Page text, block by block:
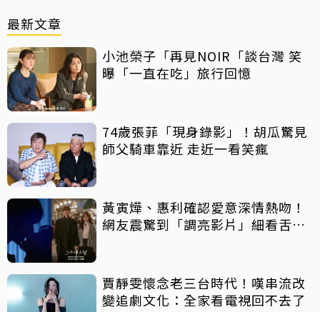
最新文章
小池榮子「再見NOIR「談台灣 笑
曝「一直在吃」旅行回憶
74歲張菲「現身錄影」！胡瓜驚見
師父騎車靠近 走近一看笑瘋
黃寅燁、惠利確認愛意深情熱吻！
網友震驚到「調亮影片」細看舌吻
賈靜雯懷念老三台時代！嘆串流改
變追劇文化：全家看電視回不去了